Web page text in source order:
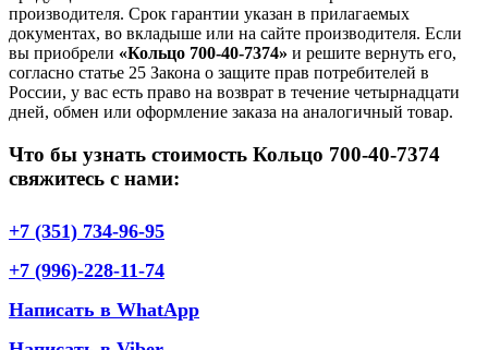
производителя. Срок гарантии указан в прилагаемых
документах, во вкладыше или на сайте производителя. Если
вы приобрели «Кольцо 700-40-7374» и решите вернуть его,
согласно статье 25 Закона о защите прав потребителей в
России, у вас есть право на возврат в течение четырнадцати
дней, обмен или оформление заказа на аналогичный товар.
Что бы узнать стоимость Кольцо 700-40-7374
свяжитесь с нами:
+7 (351) 734-96-95
+7 (996)-228-11-74
Написать в WhatApp